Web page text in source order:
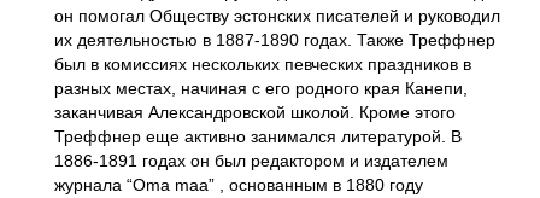
он помогал Обществу эстонских писателей и руководил
их деятельностью в 1887-1890 годах. Также Треффнер
был в комиссиях нескольких певческих праздников в
разных местах, начиная с его родного края Канепи,
заканчивая Александровской школой. Кроме этого
Треффнер еще активно занимался литературой. В
1886-1891 годах он был редактором и издателем
журнала “Oma maa” , основанным в 1880 году